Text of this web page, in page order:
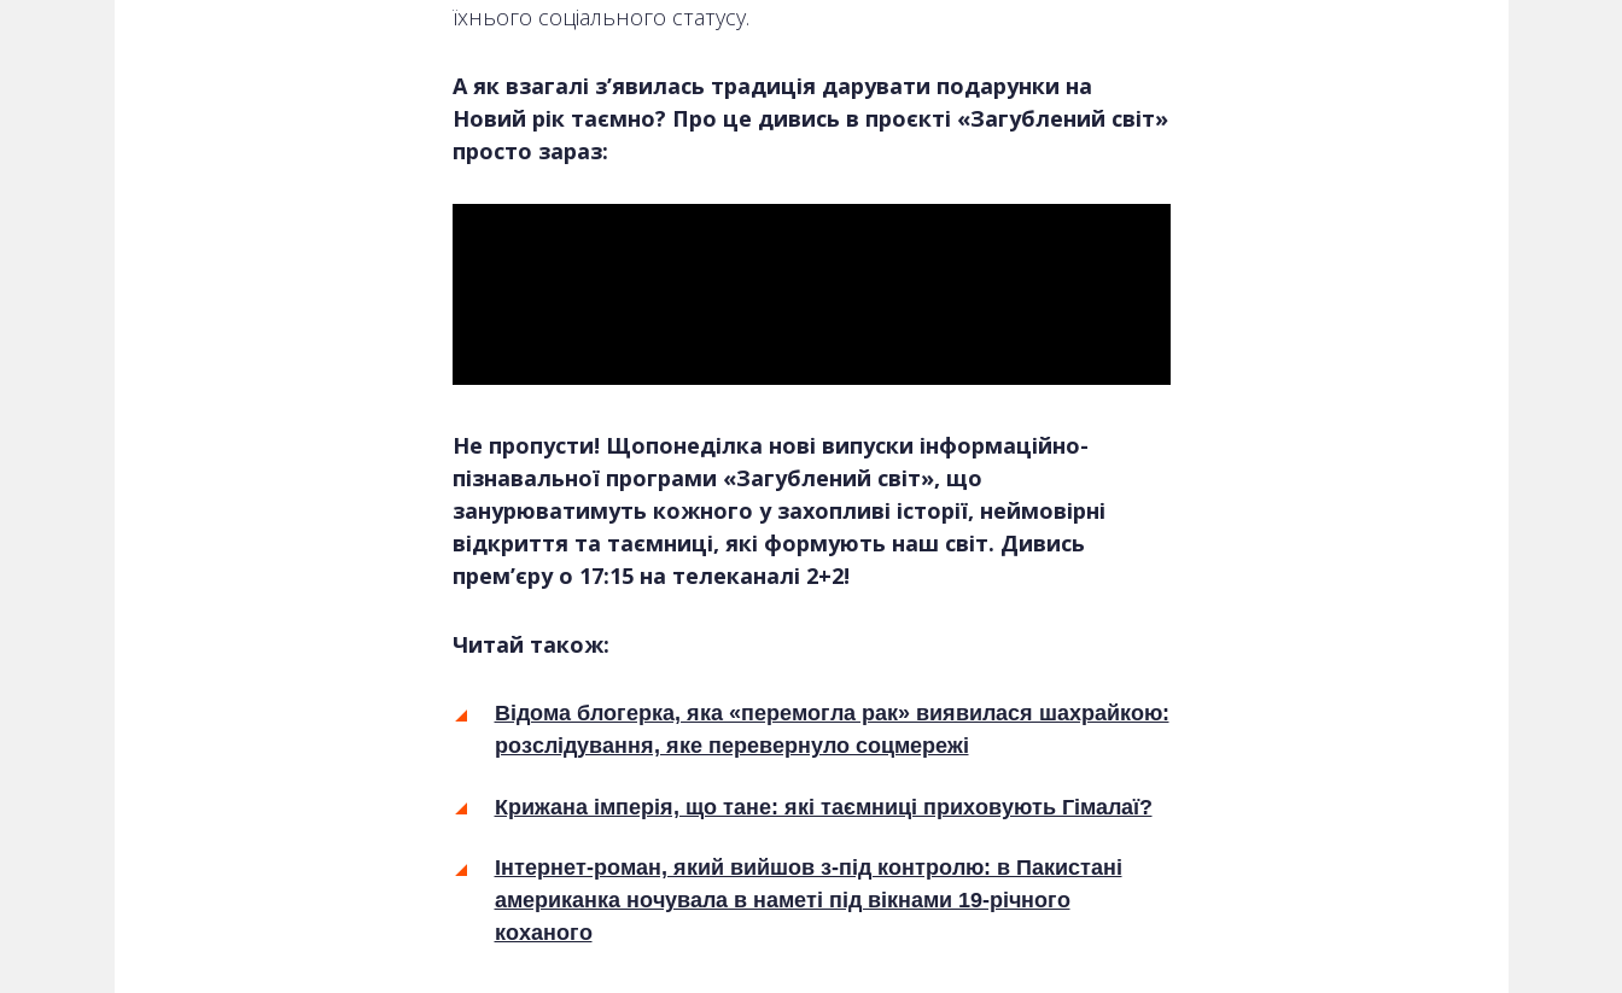
їхнього соціального статусу.
А як взагалі з’явилась традиція дарувати подарунки на
Новий рік таємно? Про це дивись в проєкті «Загублений світ»
просто зараз:
Не пропусти! Щопонеділка нові випуски інформаційно-
пізнавальної програми «Загублений світ», що
занурюватимуть кожного у захопливі історії, неймовірні
відкриття та таємниці, які формують наш світ. Дивись
прем’єру о 17:15 на телеканалі 2+2!
Читай також:
Відома блогерка, яка «перемогла рак» виявилася шахрайкою:
розслідування, яке перевернуло соцмережі
Крижана імперія, що тане: які таємниці приховують Гімалаї?
Інтернет-роман, який вийшов з-під контролю: в Пакистані
американка ночувала в наметі під вікнами 19-річного
коханого